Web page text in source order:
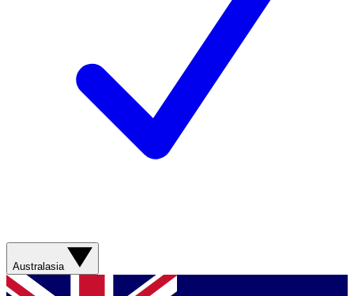
Australasia